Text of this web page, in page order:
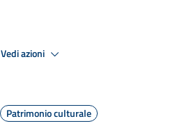
Vedi azioni
Patrimonio culturale